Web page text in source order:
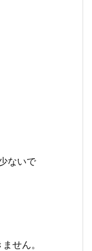
ないで
せん。